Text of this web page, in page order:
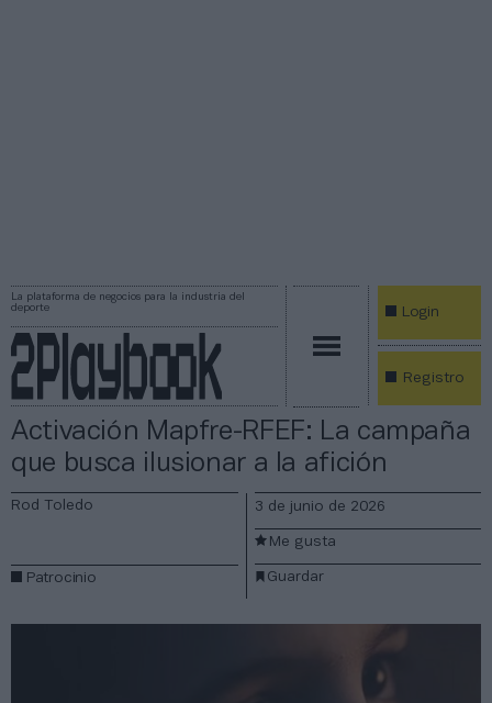
La plataforma de negocios para la industria del
deporte
Login
Registro
Activación Mapfre-RFEF: La campaña
que busca ilusionar a la afición
Rod Toledo
Patrocinio
3 de junio de 2026
Guardar
Me gusta